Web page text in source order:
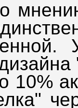
10%